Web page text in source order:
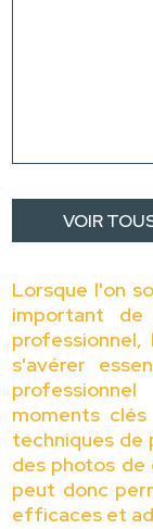
VOIR
Lorsque l'on
important
s'avérer
moments
techniques de
des photos de
peut donc
efficaces et